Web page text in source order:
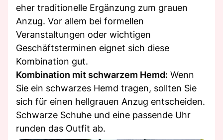
eher traditionelle Ergänzung zum grauen
Anzug. Vor allem bei formellen
Veranstaltungen oder wichtigen
Geschäftsterminen eignet sich diese
Kombination gut.
Kombination mit schwarzem Hemd: Wenn
Sie ein schwarzes Hemd tragen, sollten Sie
sich für einen hellgrauen Anzug entscheiden.
Schwarze Schuhe und eine passende Uhr
runden das Outfit ab.